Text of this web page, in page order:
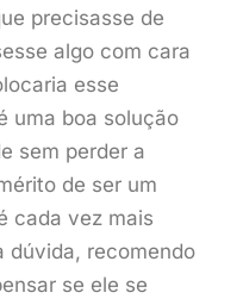
precisasse de
algo com cara
esse
uma boa solução
sem perder a
de ser um
cada vez mais
dúvida, recomendo
se ele se